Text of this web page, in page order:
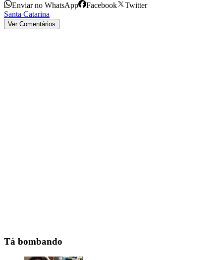
Enviar no WhatsApp Facebook
Twitter
Santa Catarina
Ver Comentários
Tá bombando